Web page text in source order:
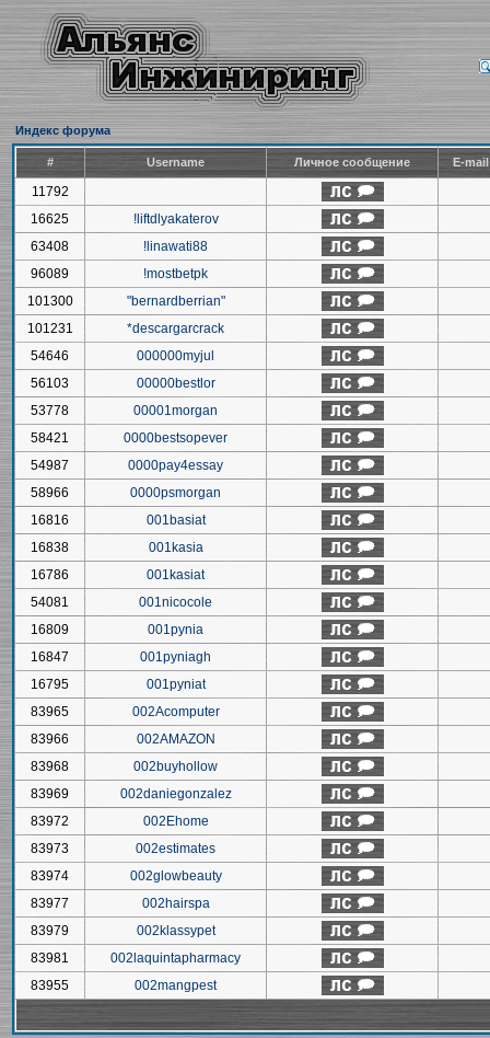
Индекс форума
# Username Личное сообщение E-
11792
16625
!liftdlyakaterov
63408
!linawati88
96089
!mostbetpk
101300
"bernardberrian"
101231
*descargarcrack
54646
000000myjul
56103
00000bestlor
53778
00001morgan
58421
0000bestsopever
54987
0000pay4essay
58966
0000psmorgan
16816
001basiat
16838
001kasia
16786
001kasiat
54081
001nicocole
16809
001pynia
16847
001pyniagh
16795
001pyniat
83965
002Acomputer
83966
002AMAZON
83968
002buyhollow
83969
002daniegonzalez
83972
002Ehome
83973
002estimates
83974
002glowbeauty
83977
002hairspa
83979
002klassypet
83981
002laquintapharmacy
83955
002mangpest